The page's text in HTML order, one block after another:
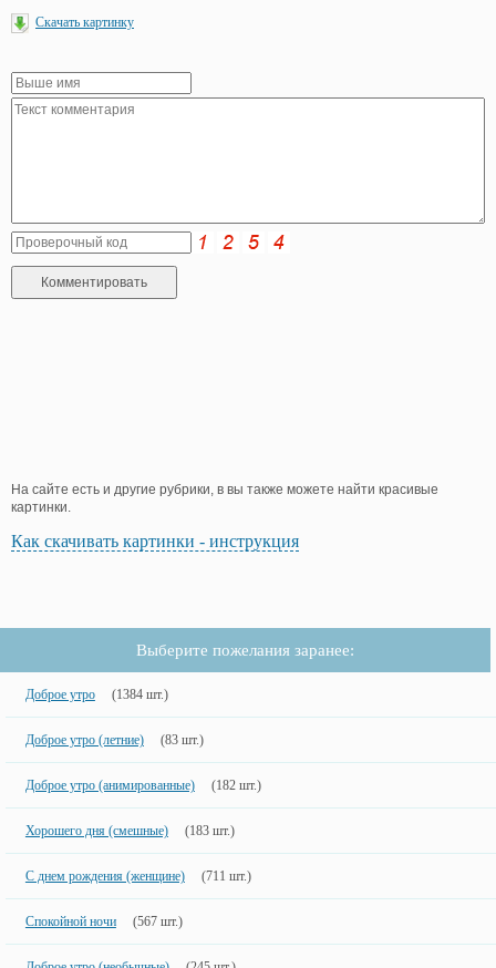
Скачать картинку
На сайте есть и другие рубрики, в вы также можете найти красивые
картинки.
Как скачивать картинки - инструкция
Выберите пожелания заранее:
Доброе утро (1384 шт.)
Доброе утро (летние) (83 шт.)
Доброе утро (анимированные) (182 шт.)
Хорошего дня (смешные) (183 шт.)
С днем рождения (женщине) (711 шт.)
Спокойной ночи (567 шт.)